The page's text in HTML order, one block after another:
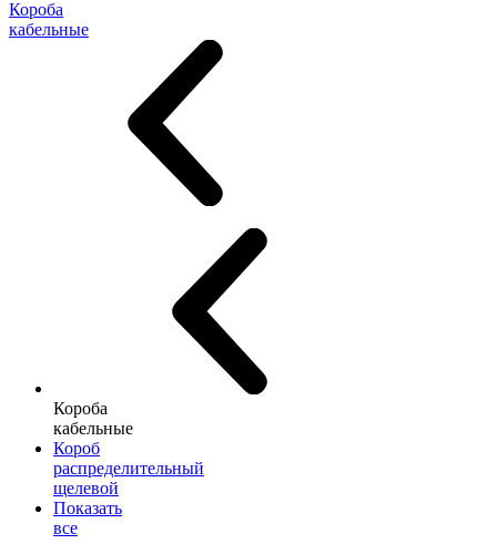
Короба
кабельные
Короба
кабельные
Короб
распределительный
щелевой
Показать
все